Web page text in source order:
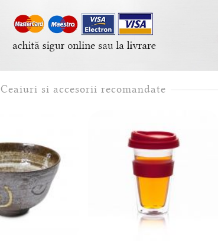
Ceaiuri si accesorii recomandate